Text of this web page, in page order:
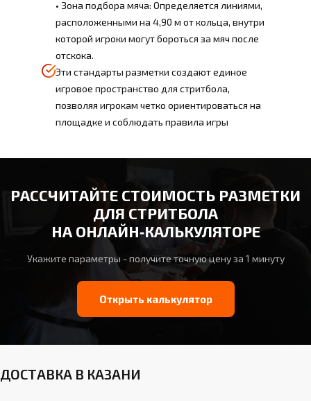
• Зона подбора мяча: Определяется линиями,
расположенными на 4,90 м от кольца, внутри
которой игроки могут бороться за мяч после
отскока.
Эти стандарты разметки создают единое
игровое пространство для стритбола,
позволяя игрокам четко ориентироваться на
площадке и соблюдать правила игры
РАССЧИТАЙТЕ СТОИМОСТЬ РАЗМЕТКИ
ДЛЯ СТРИТБОЛА
НА ОНЛАЙН‑КАЛЬКУЛЯТОРЕ
Укажите параметры - получите точную цену за 1 минуту
Открыть калькулятор
ДОСТАВКА В КАЗАНИ